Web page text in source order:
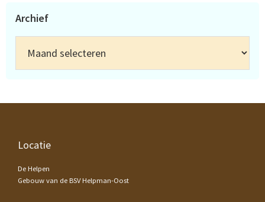
Archief
Footer
Locatie
De Helpen
Gebouw van de BSV Helpman-Oost